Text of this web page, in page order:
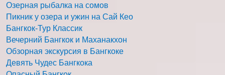
Озерная рыбалка на сомов
Пикник у озера и ужин на Сай Кео
Бангкок-Тур Классик
Вечерний Бангкок и Маханакхон
Обзорная экскурсия в Бангкоке
Девять Чудес Бангкока